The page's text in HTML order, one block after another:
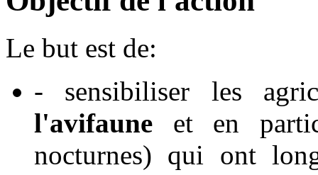
Le but est de:
- sensibiliser les
l'avifaune et en
nocturnes) qui ont